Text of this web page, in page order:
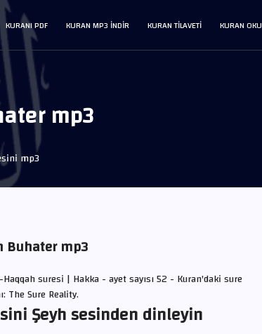
KURAN OKU
KURAN TILAVETI
KURAN MP3 INDIR
KURANI PDF
mp3
mp3
Buhater mp3
suresi | Hakka - ayet sayısı 52 - Kuran'daki sure
The Sure Reality.
Şeyh sesinden dinleyin